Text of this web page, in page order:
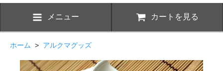
メニュー カートを見る
ホーム > アルクマグッズ